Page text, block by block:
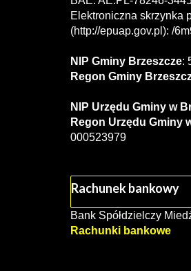
Elektroniczna skrzynka
(http://epuap.gov.pl): /
NIP Gminy Brzeszcze:
Regon Gminy
NIP Urzędu Gminy w
Regon Urzędu Gminy
000523979
Rachunek bankowy
Bank Spółdzielczy
Rachunki bankowe